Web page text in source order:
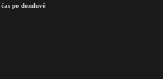
po domluvě